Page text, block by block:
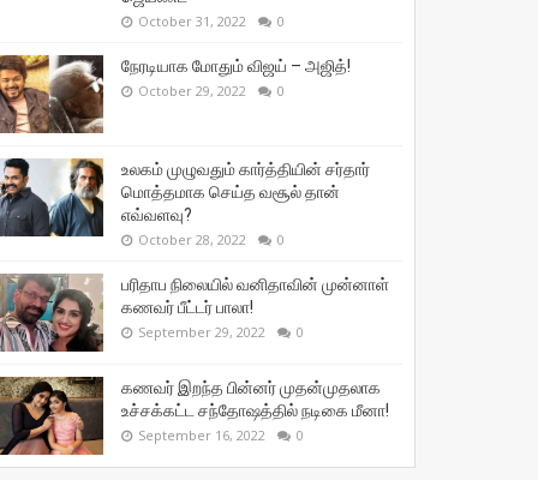
October 31, 2022 0
நேரடியாக மோதும் விஜய் – அஜித்!
October 29, 2022 0
உலகம் முழுவதும் கார்த்தியின் சர்தார்
மொத்தமாக செய்த வசூல் தான்
எவ்வளவு?
October 28, 2022 0
பரிதாப நிலையில் வனிதாவின் முன்னாள்
கணவர் பீட்டர் பாலா!
September 29, 2022 0
கணவர் இறந்த பின்னர் முதன்முதலாக
உச்சக்கட்ட சந்தோஷத்தில் நடிகை மீனா!
September 16, 2022 0